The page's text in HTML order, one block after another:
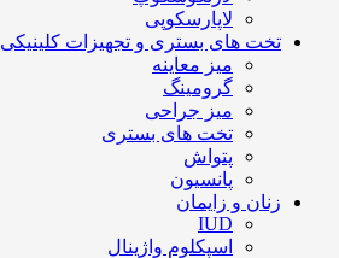
لاپارسکوپی
تخت های بستری و تجهیزات کلینیکی
میز معاینه
گرومینگ
میز جراحی
تخت های بستری
پتواش
پانسیون
زنان و زایمان
IUD
اسپکلوم واژینال